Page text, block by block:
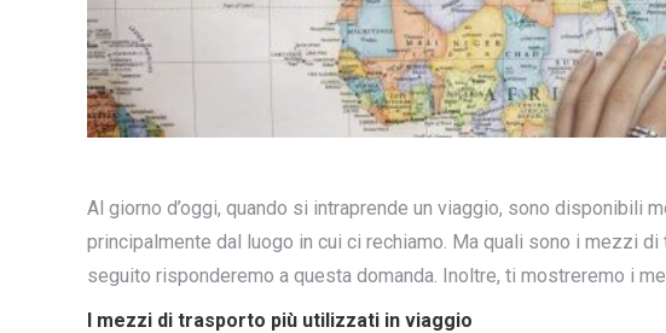
Al giorno d’oggi, quando si intraprende un viaggio, sono disponibili
principalmente dal luogo in cui ci rechiamo. Ma quali sono i mezzi
seguito risponderemo a questa domanda. Inoltre, ti mostreremo i
I mezzi di trasporto più utilizzati in viaggio